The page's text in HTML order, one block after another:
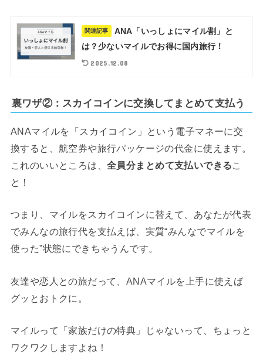
関連記事
ANA「いっしょにマイル割」と
は？少ないマイルでお得に国内旅行！
2025.12.08
裏ワザ②：スカイコインに交換してまとめて支払う
ANAマイルを「スカイコイン」という電子マネーに交
換すると、航空券や旅行パッケージの代金に使えます。
これのいいところは、全員分まとめて支払いできるこ
と！
つまり、マイルをスカイコインに替えて、あなたが代表
でみんなの旅行代を支払えば、実質“みんなでマイルを
使った”状態にできちゃうんです。
友達や恋人との旅だって、ANAマイルを上手に使えば
グッとおトクに。
マイルって「家族だけの特典」じゃないって、ちょっと
ワクワクしますよね！